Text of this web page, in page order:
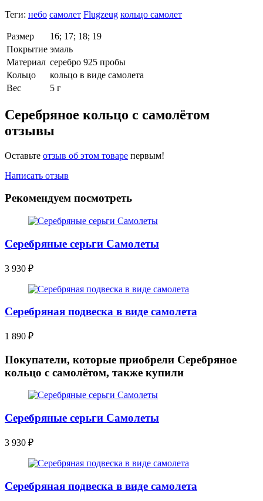
Теги: небо самолет Flugzeug кольцо самолет
Размер
16; 17; 18; 19
Покрытие эмаль
Материал серебро 925 пробы
Кольцо
кольцо в виде самолета
Вес
5 г
Серебряное кольцо с самолётом
отзывы
Оставьте отзыв об этом товаре первым!
Написать отзыв
Рекомендуем посмотреть
Серебряные серьги Самолеты
3 930 ₽
Серебряная подвеска в виде самолета
1 890 ₽
Покупатели, которые приобрели Серебряное
кольцо с самолётом, также купили
Серебряные серьги Самолеты
3 930 ₽
Серебряная подвеска в виде самолета